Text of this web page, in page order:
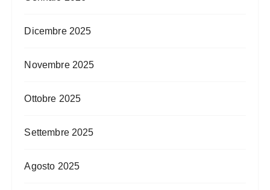
Dicembre 2025
Novembre 2025
Ottobre 2025
Settembre 2025
Agosto 2025